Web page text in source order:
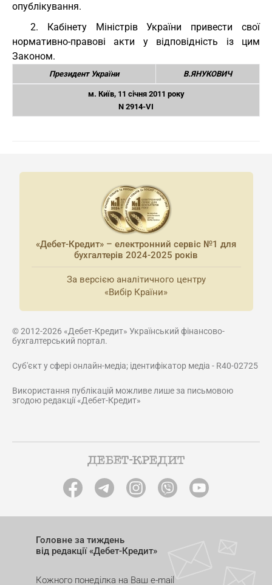
опублікування.
2. Кабінету Міністрів України привести свої
нормативно-правові акти у відповідність із цим
Законом.
Президент України В.ЯНУКОВИЧ
м. Київ, 11 січня 2011 року
N 2914-VI
«Дебет-Кредит» – електронний сервіс №1 для
бухгалтерів 2024-2025 років
За версією аналітичного центру
«Вибір Країни»
© 2012-2026 «Дебет-Кредит» Український фінансово-
бухгалтерський портал.
Суб'єкт у сфері онлайн-медіа; ідентифікатор медіа - R40-02725
Використання публікацій можливе лише за письмовою
згодою редакції «Дебет-Кредит»
Головне за тиждень
від редакції «Дебет-Кредит»
Кожного понеділка на Ваш e-mail